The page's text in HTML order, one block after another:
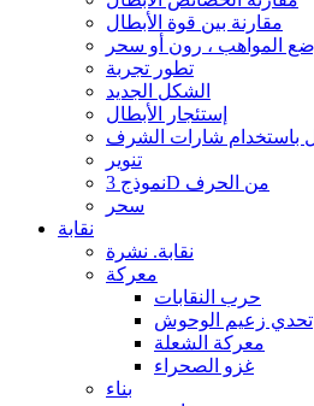
مقارنة بين قوة الأبطال
تطور تجربة
الشكل الجديد
إستئجار الأبطال
تنوير
نموذج 3D من الحرف
سحر
نقابة
نقابة. نشرة
معركة
حرب النقابات
تحدي زعيم الوحوش
معركة الشعلة
غزو الصحراء
بناء